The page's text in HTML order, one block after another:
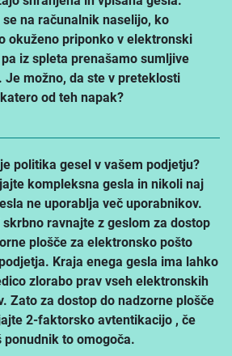
se na računalnik naselijo, ko
okuženo priponko v elektronski
iz spleta prenašamo sumljive
Je možno, da ste v preteklosti
od teh napak?
politika gesel v vašem podjetju?
kompleksna gesla in nikoli naj
ne uporablja več uporabnikov.
skrbno ravnajte z geslom za dostop
plošče za elektronsko pošto
Kraja enega gesla ima lahko
zlorabo prav vseh elektronskih
Zato za dostop do nadzorne plošče
2-faktorsko avtentikacijo , če
ponudnik to omogoča.